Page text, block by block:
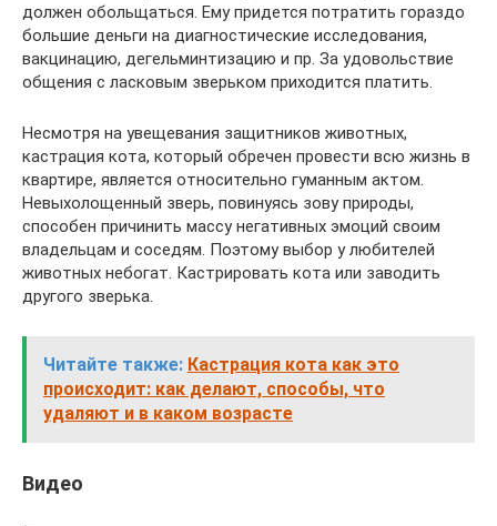
должен обольщаться. Ему придется потратить гораздо
большие деньги на диагностические исследования,
вакцинацию, дегельминтизацию и пр. За удовольствие
общения с ласковым зверьком приходится платить.
Несмотря на увещевания защитников животных,
кастрация кота, который обречен провести всю жизнь в
квартире, является относительно гуманным актом.
Невыхолощенный зверь, повинуясь зову природы,
способен причинить массу негативных эмоций своим
владельцам и соседям. Поэтому выбор у любителей
животных небогат. Кастрировать кота или заводить
другого зверька.
Читайте также: Кастрация кота как это
происходит: как делают, способы, что
удаляют и в каком возрасте
Видео